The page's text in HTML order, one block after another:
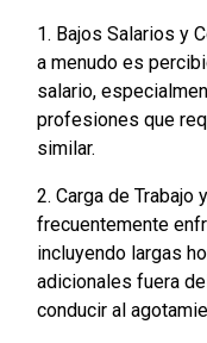
1. Bajos Salarios y
a menudo es
salario,
profesiones que
similar.
2. Carga de
frecuentemente
incluyendo largas
adicionales fuera
conducir al